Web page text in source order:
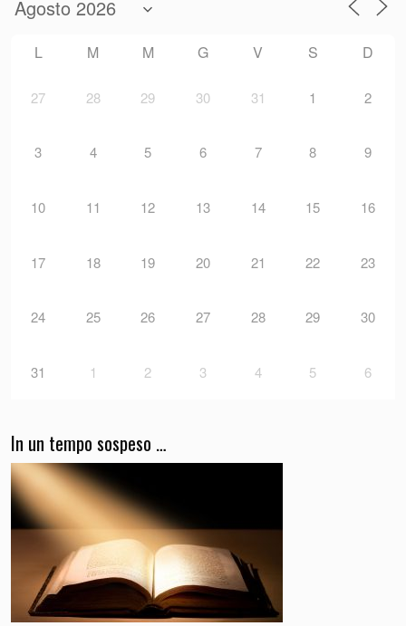
L M M G V S D
27 28 29 30 31 1 2
3 4 5 6 7 8 9
10 11 12 13 14 15 16
17 18 19 20 21 22 23
24 25 26 27 28 29 30
31 1 2 3 4 5 6
In un tempo sospeso …